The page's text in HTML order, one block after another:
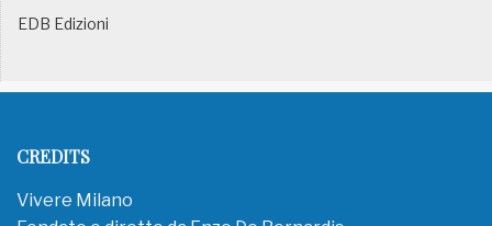
EDB Edizioni
CREDITS
Vivere Milano